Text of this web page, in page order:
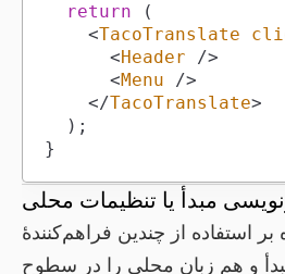
return
(
<TacoTranslate
<Header
/>
<Menu
/>
</TacoTranslate>
) ;
}
مبدأ یا تنظیمات محلی
و هم زبان محلی را در سطوح